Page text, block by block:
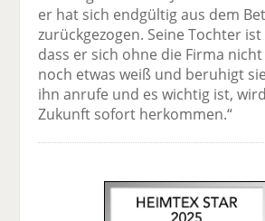
er hat sich endgültig aus dem
zurückgezogen. Seine Tochter
dass er sich ohne die Firma
noch etwas weiß und beruhigt
ihn anrufe und es wichtig ist,
Zukunft sofort herkommen.“